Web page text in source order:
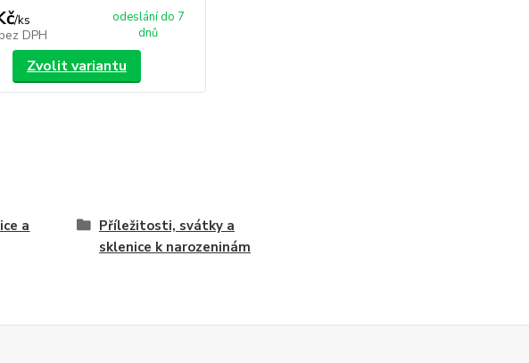
/ks
bez DPH
odeslání do 7
dnů
Zvolit variantu
a
Příležitosti, svátky a
sklenice k narozeninám